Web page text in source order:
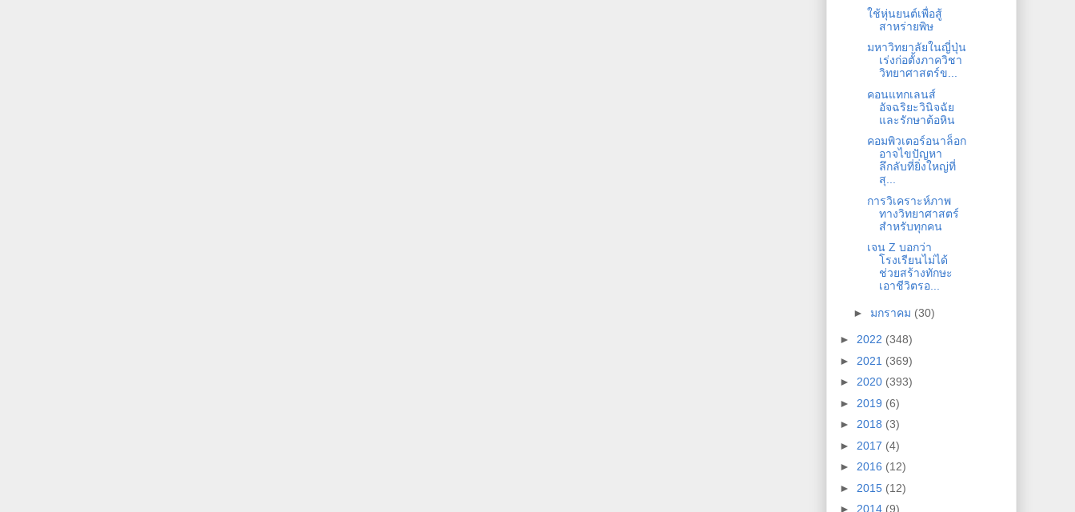
ใช้หุ่นยนต์เพื่อสู้
สาหร่ายพิษ
มหาวิทยาลัยในญี่ปุ่น
เร่งก่อตั้งภาควิชา
วิทยาศาสตร์ข...
คอนแทกเลนส์
อัจฉริยะวินิจฉัย
และรักษาต้อหิน
คอมพิวเตอร์อนาล็อก
อาจไขปัญหา
ลึกลับที่ยิ่งใหญ่ที่
สุ...
การวิเคราะห์ภาพ
ทางวิทยาศาสตร์
สำหรับทุกคน
เจน Z บอกว่า
โรงเรียนไม่ได้
ช่วยสร้างทักษะ
เอาชีวิตรอ...
► มกราคม (30)
► 2022 (348)
► 2021 (369)
► 2020 (393)
► 2019 (6)
► 2018 (3)
► 2017 (4)
► 2016 (12)
► 2015 (12)
► 2014 (9)